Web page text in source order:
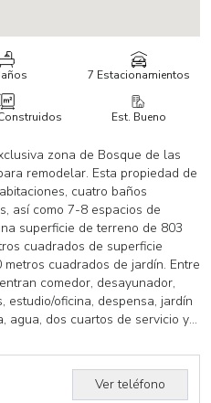
7 Estacionamientos
Est. Bueno
zona de Bosque de las
remodelar. Esta propiedad de
cuatro baños
así como 7-8 espacios de
superficie de terreno de 803
cuadrados de superficie
cuadrados de jardín. Entre
comedor, desayunador,
estudio/oficina, despensa, jardín
agua, dos cuartos de servicio y
privilegiada y cercana a
Plaza Duraznos. Es ideal para
Ver teléfono